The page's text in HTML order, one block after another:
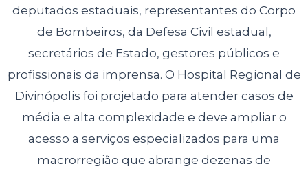
deputados estaduais, representantes do Corpo
de Bombeiros, da Defesa Civil estadual,
secretários de Estado, gestores públicos e
profissionais da imprensa. O Hospital Regional de
Divinópolis foi projetado para atender casos de
média e alta complexidade e deve ampliar o
acesso a serviços especializados para uma
macrorregião que abrange dezenas de